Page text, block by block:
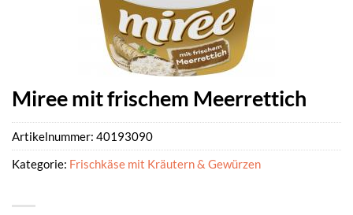
Miree mit frischem Meerrettich
Artikelnummer: 40193090
Kategorie: Frischkäse mit Kräutern & Gewürzen